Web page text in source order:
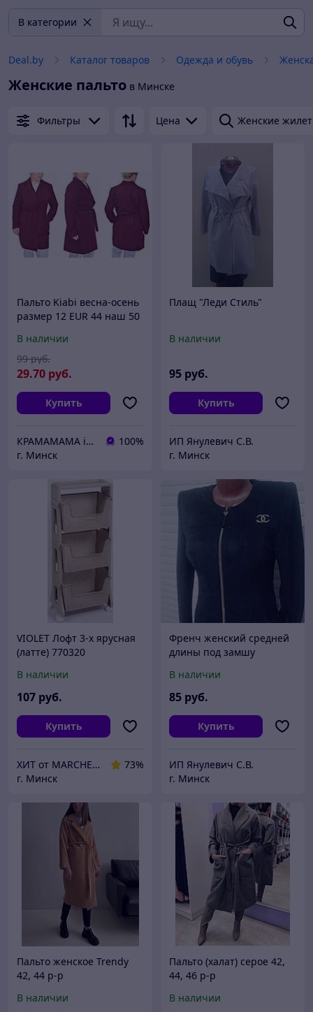
В категории
Deal.by Каталог товаров Одежда и обувь
Женские пальто в Минске
Фильтры Цена Женские
Пальто Kiabi весна-осень
размер 12 EUR 44 наш 50
В наличии
29.70 руб.
99 руб.
Купить
КРАМАМАМА інтэрнэт-крама дзіцячага і дарослага адзення міжнародных брэндаў
100%
г. Минск
Плащ "Леди Стиль"
В наличии
95 руб.
Купить
ИП Янулевич С.В.
г. Минск
VIOLET Лофт 3-х ярусная
(латте) 770320
В наличии
107 руб.
Купить
ХИТ от MARCHENKO
73%
г. Минск
Френч женский средней
длины под замшу
В наличии
85 руб.
Купить
ИП Янулевич С.В.
г. Минск
Пальто женское Trendy
42, 44 р-р
В наличии
Пальто (халат) серое 42,
44, 46 р-р
В наличии